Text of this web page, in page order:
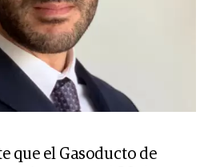
que el Gasoducto de